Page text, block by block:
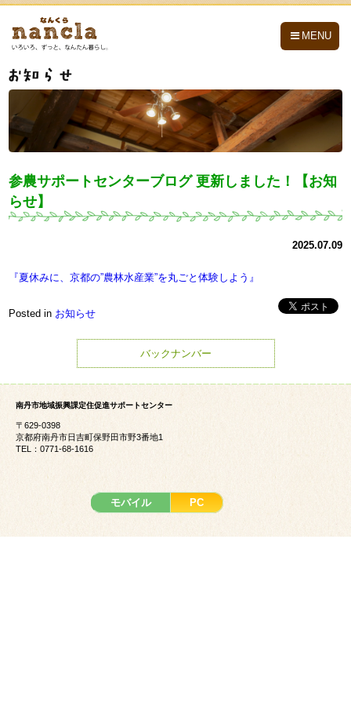
MENU
参農サポートセンターブログ 更新しました！【お知
らせ】
2025.07.09
『夏休みに、京都の”農林水産業”を丸ごと体験しよう』
Posted in お知らせ
バックナンバー
南丹市地域振興課定住促進サポートセンター
〒629-0398
京都府南丹市日吉町保野田市野3番地1
TEL：0771-68-1616
モバイル PC